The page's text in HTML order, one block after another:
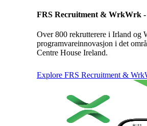
FRS Recruitment & WrkWrk
Over 800 rekrutterere i Irland og
programvareinnovasjon i det
Centre House Ireland.
Explore FRS Recruitment &